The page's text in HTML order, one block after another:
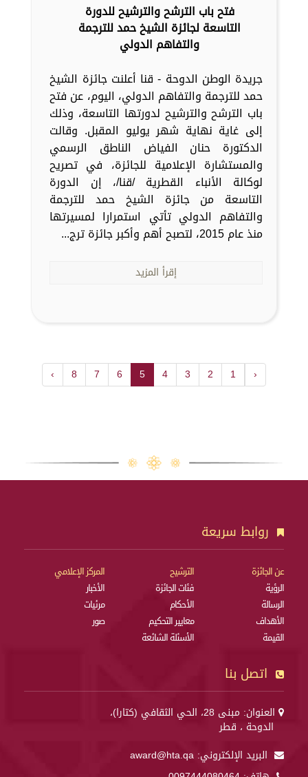
فتح باب الترشح والترشيح للدورة
التاسعة لجائزة الشيخ حمد للترجمة
والتفاهم الدولي
جريدة الوطن الدوحة - قنا أعلنت جائزة الشيخ
حمد للترجمة والتفاهم الدولي، اليوم، عن فتح
باب الترشح والترشيح لدورتها التاسعة، وذلك
إلى غاية نهاية شهر يوليو المقبل. وقالت
الدكتورة حنان الفياض الناطق الرسمي
والمستشارة الإعلامية للجائزة، في تصريح
لوكالة الأنباء القطرية /قنا/، إن الدورة
التاسعة من جائزة الشيخ حمد للترجمة
والتفاهم الدولي تأتي استمرارا لمسيرتها
منذ عام 2015، لتصبح أهم وأكبر جائزة ترج...
إقرأ المزيد
‹
1
2
3
4
5
6
7
8
›
روابط سريعة
عن الجائزة
الرؤية
الرسالة
الأهداف
القيمة
الترشيح
فئات الجائزة
الأحكام
معايير التحكيم
الأسئلة الشائعة
المركز الإعلامي
الأخبار
مرئيات
صور
اتصل بنا
العنوان: مبنى 28، الحي الثقافي (كتارا)،
الدوحة ، قطر
البريد الإلكتروني: award@hta.qa